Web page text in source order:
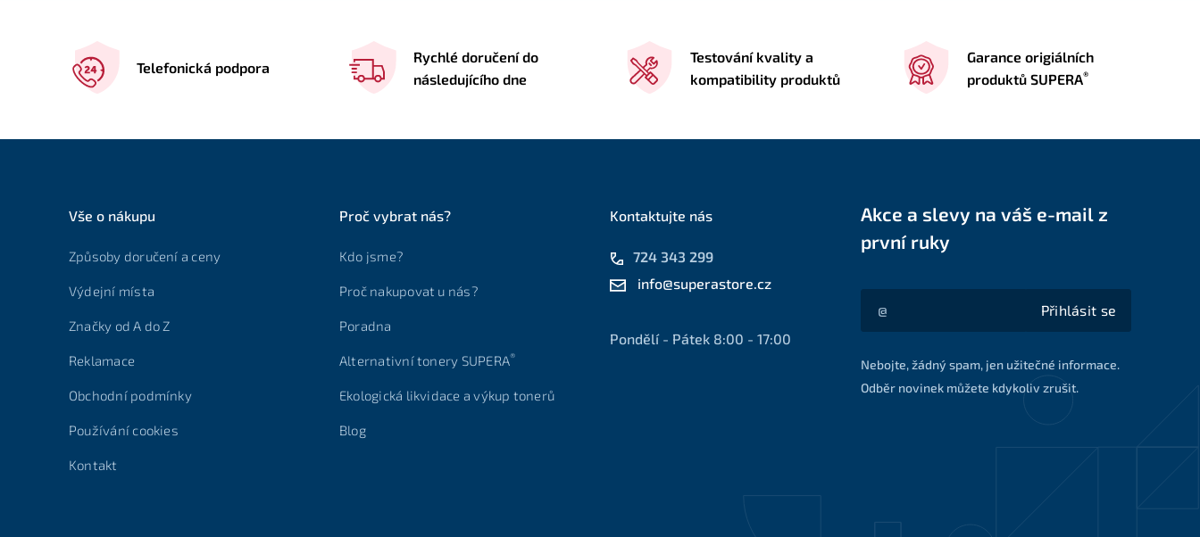
Telefonická podpora
Rychlé doručení do
následujícího dne
Testování kvality a
kompatibility produktů
Garance origiálních
produktů SUPERA®
Vše o nákupu
Způsoby doručení a ceny
Výdejní místa
Značky od A do Z
Reklamace
Obchodní podmínky
Používání cookies
Kontakt
Proč vybrat nás?
Kdo jsme?
Proč nakupovat u nás?
Poradna
Alternativní tonery SUPERA®
Ekologická likvidace a výkup tonerů
Blog
Kontaktujte nás
724 343 299
info@superastore.cz
Pondělí - Pátek 8:00 - 17:00
Akce a slevy na váš e-mail z
první ruky
Akce a slevy na váš e-mail z první ruky
Přihlásit se
Nebojte, žádný spam, jen užitečné informace.
Odběr novinek můžete kdykoliv zrušit.